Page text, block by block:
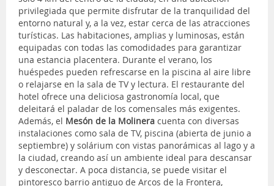
privilegiada que permite disfrutar de la tranquilidad del
entorno natural y, a la vez, estar cerca de las atracciones
turísticas. Las habitaciones, amplias y luminosas, están
equipadas con todas las comodidades para garantizar
una estancia placentera. Durante el verano, los
huéspedes pueden refrescarse en la piscina al aire libre
o relajarse en la sala de TV y lectura. El restaurante del
hotel ofrece una deliciosa gastronomía local, que
deleitará el paladar de los comensales más exigentes.
Además, el Mesón de la Molinera cuenta con diversas
instalaciones como sala de TV, piscina (abierta de junio a
septiembre) y solárium con vistas panorámicas al lago y a
la ciudad, creando así un ambiente ideal para descansar
y desconectar. A poca distancia, se puede visitar el
pintoresco barrio antiguo de Arcos de la Frontera,